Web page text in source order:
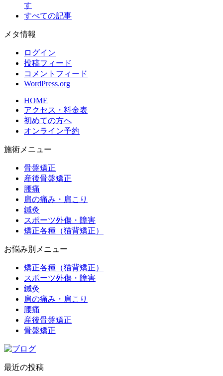
す
すべての記事
メタ情報
ログイン
投稿フィード
コメントフィード
WordPress.org
HOME
アクセス・料金表
初めての方へ
オンライン予約
施術メニュー
骨盤矯正
産後骨盤矯正
腰痛
肩の痛み・肩こり
鍼灸
スポーツ外傷・障害
矯正各種（猫背矯正）
お悩み別メニュー
矯正各種（猫背矯正）
スポーツ外傷・障害
鍼灸
肩の痛み・肩こり
腰痛
産後骨盤矯正
骨盤矯正
最近の投稿